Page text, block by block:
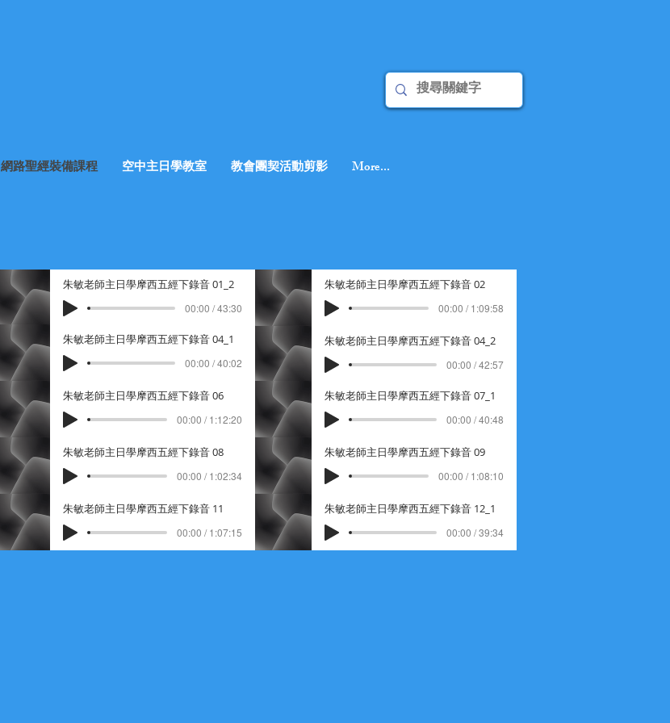
網路聖經裝備課程 空中主日學教室 教會團契活動剪影 More...
朱敏老師主日學摩西五經下錄音 01_2
00:00 / 43:30
朱敏老師主日學摩西五經下錄音 04_1
00:00 / 40:02
朱敏老師主日學摩西五經下錄音 06
00:00 / 1:12:20
朱敏老師主日學摩西五經下錄音 02
00:00 / 1:09:58
朱敏老師主日學摩西五經下錄音 04_2
00:00 / 42:57
朱敏老師主日學摩西五經下錄音 07_1
00:00 / 40:48
朱敏老師主日學摩西五經下錄音 08
00:00 / 1:02:34
朱敏老師主日學摩西五經下錄音 09
00:00 / 1:08:10
朱敏老師主日學摩西五經下錄音 11
00:00 / 1:07:15
朱敏老師主日學摩西五經下錄音 12_1
00:00 / 39:34